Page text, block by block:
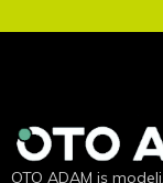
OTO ADAM iş